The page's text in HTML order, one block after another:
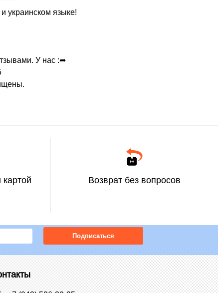
украинском языке!
У нас :➦
Возврат без вопросов
Подписаться